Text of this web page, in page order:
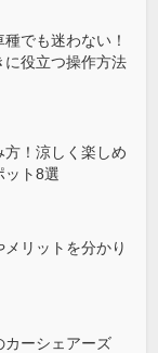
でも迷わない！
に役立つ操作方法
！涼しく楽しめ
ット8選
リットを分かり
カーシェアーズ